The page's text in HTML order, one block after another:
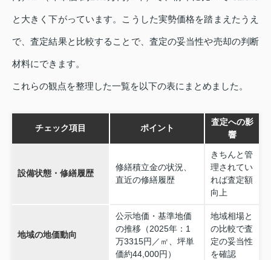
と大きく下がっています。こうした実勢価格を踏まえたうえ
で、査定結果と比較することで、査定の妥当性や売却の判断
材料にできます。
これらの観点を整理した一覧を以下の表にまとめました。
チェック項目 ポイント
査定への影
響
設備状態・修繕履歴
修繕積立金の状況、
直近の修繕履歴
きちんと管
理されてい
れば査定額
向上
地域の地価動向
公示地価・基準地価
の推移（2025年：1
万3315円／㎡、坪単
価約44,000円）
地域相場と
の比較で査
定の妥当性
を確認